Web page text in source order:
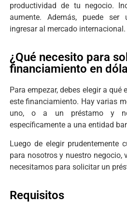
productividad de tu negocio.
aumente. Además, puede ser
ingresar al mercado internacional.
¿Qué necesito para
financiamiento en
Para empezar, debes elegir a
este financiamiento. Hay varias
uno, o a un préstamo y
específicamente a una entidad
Luego de elegir prudentemente
para nosotros y nuestro negocio,
necesitamos para solicitar un
Requisitos